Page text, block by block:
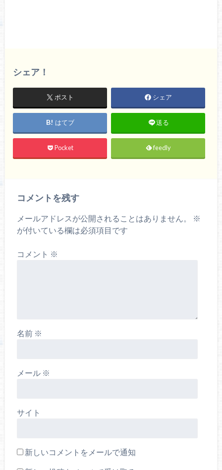
シェア！
ポスト シェア
はてブ 送る
Pocket feedly
コメントを残す
メールアドレスが公開されることはありません。
※
が付いている欄は必須項目です
コメント ※
名前 ※
メール ※
サイト
新しいコメントをメールで通知